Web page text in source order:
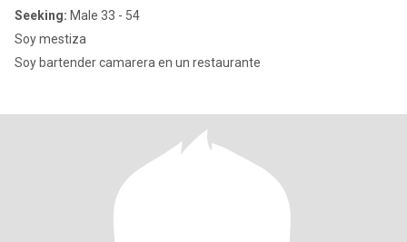
Seeking: Male 33 - 54
Soy mestiza
Soy bartender camarera en un restaurante